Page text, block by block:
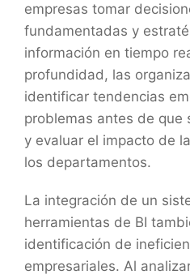
empresas tomar
fundamentadas y
información en tiempo
profundidad, las
identificar tendencias
problemas antes de que
y evaluar el impacto de
los departamentos.
La integración de un
herramientas de BI
identificación de
empresariales. Al